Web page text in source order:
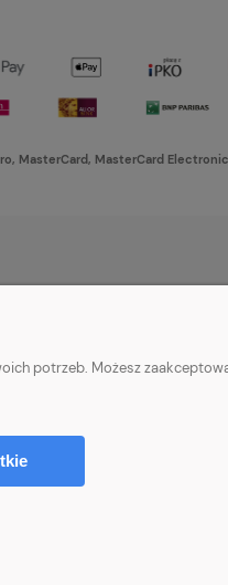
MasterCard, MasterCard Electronic
Polityka prywatności
potrzeb. Możesz